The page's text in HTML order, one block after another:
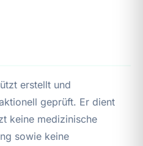
erstellt und
geprüft. Er dient
keine medizinische
sowie keine